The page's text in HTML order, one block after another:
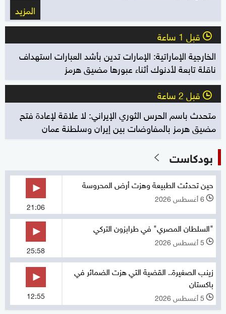
المزيد
l قبل 1 ساعة
الخارجية الإماراتية: الإمارات تدين بأشد العبارات استهداف
ناقلة تابعة لأدنوك أثناء عبورها مضيق هرمز
l قبل 2 ساعة
متحدث باسم الحرس الثوري الإيراني: لا علاقة لإعادة فتح
مضيق هرمز بالمفاوضات بين إيران وسلطنة عمان
بودكاست
حين تحدثت الطبيعة وهزت أرض المحروسة
l 6 أغسطس 2026
21:06
"السلطان المصري" في طرابزون التركي
l 5 أغسطس 2026
25:58
زينب الصغيرة.. القضية التي هزت الضمائر في
باكستان
l 5 أغسطس 2026 12:55